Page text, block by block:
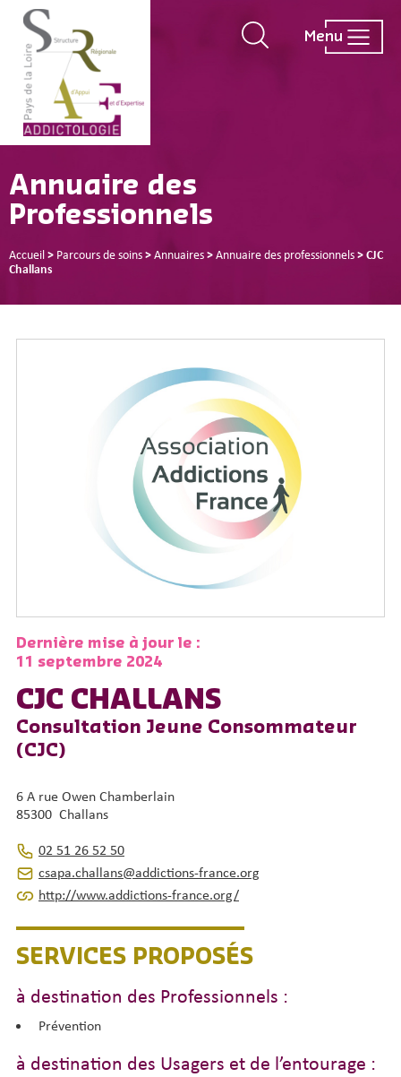
Menu
Annuaire des
Professionnels
Accueil > Parcours de soins > Annuaires > Annuaire des professionnels > CJC
Challans
Dernière mise à jour le :
11 septembre 2024
CJC CHALLANS
Consultation Jeune Consommateur
(CJC)
6 A rue Owen Chamberlain
85300 Challans
02 51 26 52 50
csapa.challans@addictions-france.org
http://www.addictions-france.org/
SERVICES PROPOSÉS
à destination des Professionnels :
Prévention
à destination des Usagers et de l’entourage :